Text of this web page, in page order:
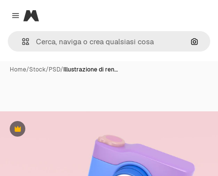
Close menu
Magnific
Cerca
Home/Stock/PSD/Illustrazione di ren…
Premium